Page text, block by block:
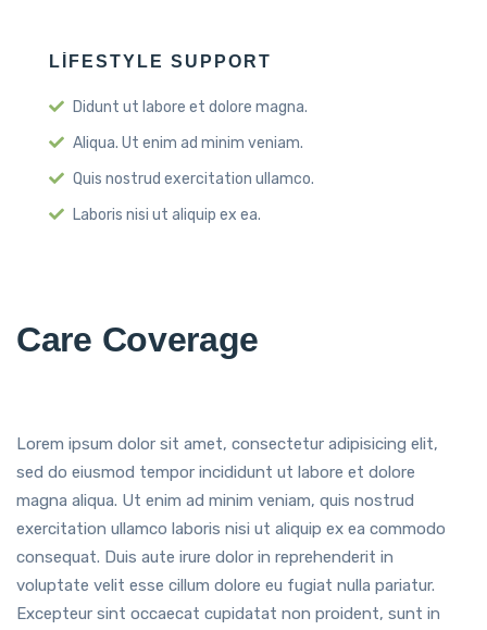
LIFESTYLE SUPPORT
Didunt ut labore et dolore magna.
Aliqua. Ut enim ad minim veniam.
Quis nostrud exercitation ullamco.
Laboris nisi ut aliquip ex ea.
Care Coverage
Lorem ipsum dolor sit amet, consectetur adipisicing elit,
sed do eiusmod tempor incididunt ut labore et dolore
magna aliqua. Ut enim ad minim veniam, quis nostrud
exercitation ullamco laboris nisi ut aliquip ex ea commodo
consequat. Duis aute irure dolor in reprehenderit in
voluptate velit esse cillum dolore eu fugiat nulla pariatur.
Excepteur sint occaecat cupidatat non proident, sunt in